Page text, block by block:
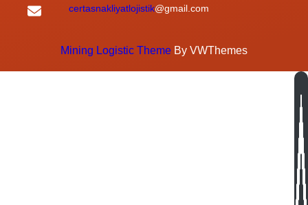
certasnakliyatlojistik@gmail.com
Mining Logistic Theme By VWThemes